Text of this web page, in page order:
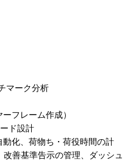
マーク分析
フレーム作成）
ド設計
化、荷物ち・荷役時間の計
善基準告示の管理、ダッシュ